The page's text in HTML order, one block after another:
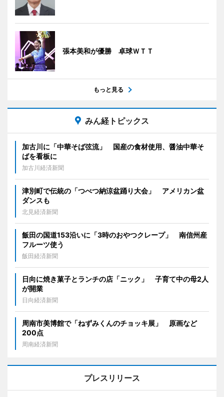
張本美和が優勝 卓球ＷＴＴ
もっと見る
みん経トピックス
加古川に「中華そば弦流」 国産の食材使用、醤油中華そ
ばを看板に
加古川経済新聞
津別町で伝統の「つべつ納涼盆踊り大会」 アメリカン盆
ダンスも
北見経済新聞
飯田の国道153沿いに「3時のおやつクレープ」 南信州産
フルーツ使う
飯田経済新聞
日向に焼き菓子とランチの店「ニック」 子育て中の母2人
が開業
日向経済新聞
周南市美博館で「ねずみくんのチョッキ展」 原画など
200点
周南経済新聞
プレスリリース